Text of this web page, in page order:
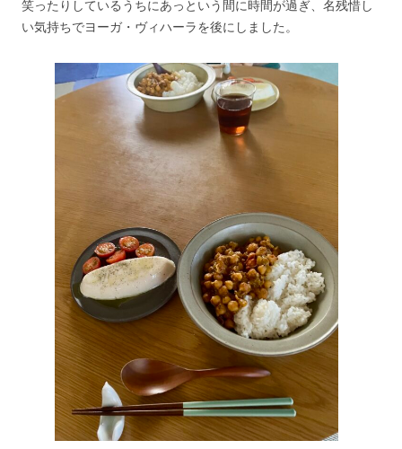
笑ったりしているうちにあっという間に時間が過ぎ、名残惜し
い気持ちでヨーガ・ヴィハーラを後にしました。